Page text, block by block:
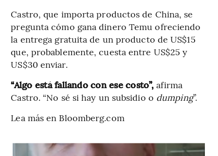
Castro, que importa productos de China, se
pregunta cómo gana dinero Temu ofreciendo
la entrega gratuita de un producto de US$15
que, probablemente, cuesta entre US$25 y
US$30 enviar.
“Algo está fallando con ese costo”,afirma
Castro. “No sé si hay un subsidio o dumping”.
Lea más en Bloomberg.com